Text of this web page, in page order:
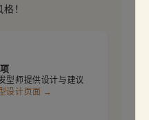
！
型师提供设计与建议
设计页面 →